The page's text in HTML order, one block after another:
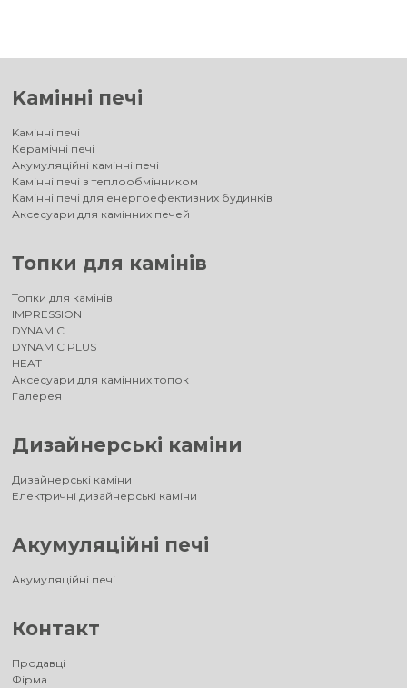
Kамінні печі
Kамінні печі
Керамічні печі
Акумуляційні камінні печі
Камінні печі з теплообмінником
Камінні печі для енергоефективних будинків
Аксесуари для камінних печей
Топки для камінів
Топки для камінів
IMPRESSION
DYNAMIC
DYNAMIC PLUS
HEAT
Аксесуари для камінних топок
Галерея
Дизайнерські каміни
Дизайнерські каміни
Електричні дизайнерські каміни
Акумуляційні печі
Акумуляційні печі
Контакт
Продавці
Фірма